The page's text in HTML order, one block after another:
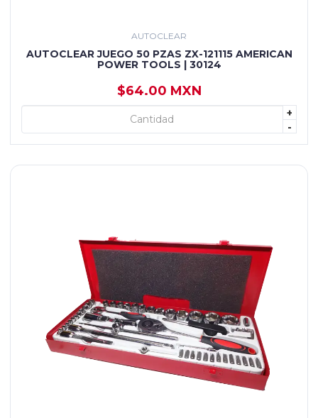
AUTOCLEAR
AUTOCLEAR JUEGO 50 PZAS ZX-121115 AMERICAN
POWER TOOLS | 30124
$64.00 MXN
+
-
+ AGREGAR